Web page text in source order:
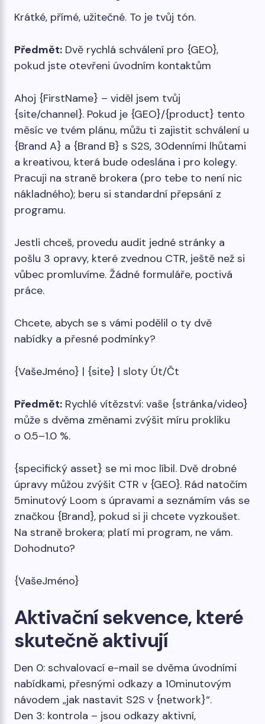
Krátké, přímé, užitečné. To je tvůj tón.
Předmět: Dvě rychlá schválení pro {GEO},
pokud jste otevřeni úvodním kontaktům
Ahoj {FirstName} – viděl jsem tvůj
{site/channel}. Pokud je {GEO}/{product} tento
měsíc ve tvém plánu, můžu ti zajistit schválení u
{Brand A} a {Brand B} s S2S, 30denními lhůtami
a kreativou, která bude odeslána i pro kolegy.
Pracuji na straně brokera (pro tebe to není nic
nákladného); beru si standardní přepsání z
programu.
Jestli chceš, provedu audit jedné stránky a
pošlu 3 opravy, které zvednou CTR, ještě než si
vůbec promluvíme. Žádné formuláře, poctivá
práce.
Chcete, abych se s vámi podělil o ty dvě
nabídky a přesné podmínky?
{VašeJméno} | {site} | sloty Út/Čt
Předmět: Rychlé vítězství: vaše {stránka/video}
může s dvěma změnami zvýšit míru prokliku
o 0.5–1.0 %.
{specifický asset} se mi moc líbil. Dvě drobné
úpravy můžou zvýšit CTR v {GEO}. Rád natočím
5minutový Loom s úpravami a seznámím vás se
značkou {Brand}, pokud si ji chcete vyzkoušet.
Na straně brokera; platí mi program, ne vám.
Dohodnuto?
{VašeJméno}
Aktivační sekvence, které
skutečně aktivují
Den 0: schvalovací e-mail se dvěma úvodními
nabídkami, přesnými odkazy a 10minutovým
návodem „jak nastavit S2S v {network}“.
Den 3: kontrola – jsou odkazy aktivní,